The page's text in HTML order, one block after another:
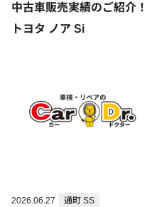
中古車販売実績のご紹介！
トヨタ ノア Si
2026.06.27 通町 SS